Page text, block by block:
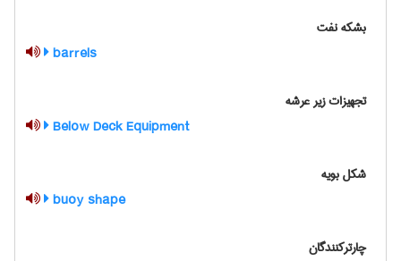
بشکه نفت
barrels
تجهیزات زیر عرشه
Below Deck Equipment
شکل بویه
buoy shape
چارترکنندگان